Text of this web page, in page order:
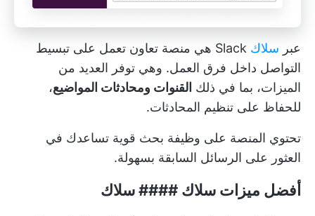
عبر سلاك
Slack هي منصة تعاون تعمل على تبسيط
التواصل داخل فرق العمل. وهي توفر العديد من
الميزات، بما في ذلك القنوات ومحادثات المواضيع،
للحفاظ على تنظيم المحادثات.
تحتوي المنصة على وظيفة بحث قوية تساعدك في
العثور على الرسائل السابقة بسهولة.
أفضل ميزات سلاك #### سلاك